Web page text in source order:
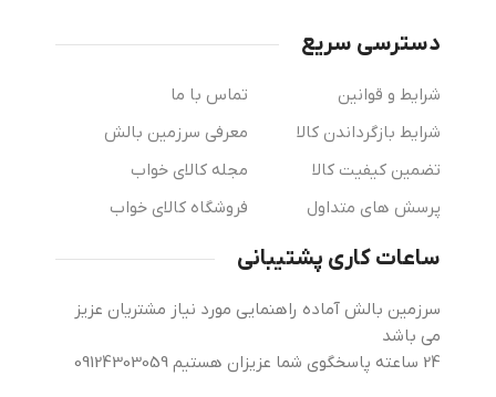
مدل‌های کالای خواب از برندهای معتبر، امکان خرید آنلاین آسان و
مطمئن را برای مشتریان فراهم کرده‌ایم. تمامی محصولات با
مشخصات کامل، تصاویر واقعی و توضیحات دقیق عرضه می‌شوند تا
بتوانید بهترین انتخاب را متناسب با نیاز و بودجه خود داشته
خرید بالش طبی؛ راهی برای خواب راحت و حفظ
سلامت گردن
دسترسی سریع
شرایط و قوانین
شرایط بازگرداندن کالا
تضمین کیفیت کالا
پرسش های متداول
تماس با ما
معرفی سرزمین بالش
مجله کالای خواب
فروشگاه کالای خواب
ساعات کاری پشتیبانی
سرزمین بالش آماده راهنمایی مورد نیاز مشتریان عزیز
می باشد
24 ساعته پاسخگوی شما عزیزان هستیم 09124303059